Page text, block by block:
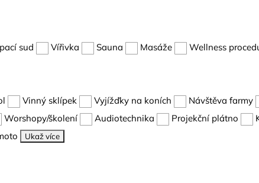
sud Vířivka Sauna Masáže Wellness
Vinný sklípek Vyjížďky na koních Návštěva farmy
Worshopy/školení Audiotechnika Projekční plátno
Ukaž více